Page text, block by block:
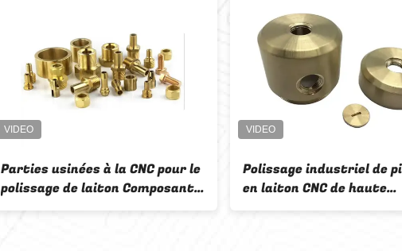
Parties usinées à la CNC pour le
polissage de laiton Composants
électroniques
Polissage industriel de
en laiton CNC de haute
précision